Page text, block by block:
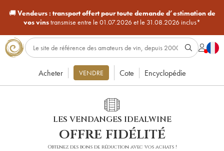
🚚Vendeurs : transport offert pour toute demande d’estimation de
vos vinstransmise entre le 01.07.2026 et le 31.08.2026 inclus*
Acheter VENDRE Cote Encyclopédie
LES VENDANGES IDEALWINE
offre fidélité
Obtenez des bons de réduction avec vos achats !